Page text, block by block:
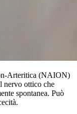
Arteritica (NAION)
nervo ottico che
spontanea. Può